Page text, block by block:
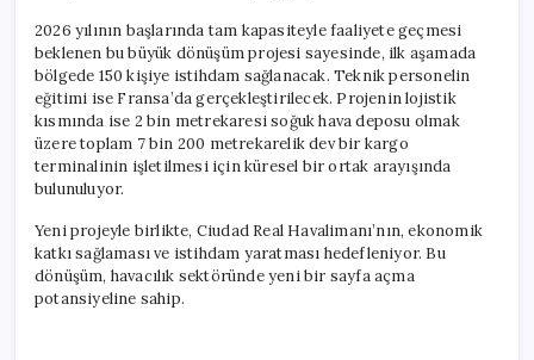
2026 yılının başlarında tam kapasiteyle faaliyete geçmesi
beklenen bu büyük dönüşüm projesi sayesinde, ilk aşamada
bölgede 150 kişiye istihdam sağlanacak. Teknik personelin
eğitimi ise Fransa’da gerçekleştirilecek. Projenin lojistik
kısmında ise 2 bin metrekaresi soğuk hava deposu olmak
üzere toplam 7 bin 200 metrekarelik dev bir kargo
terminalinin işletilmesi için küresel bir ortak arayışında
bulunuluyor.
Yeni projeyle birlikte, Ciudad Real Havalimanı’nın, ekonomik
katkı sağlaması ve istihdam yaratması hedefleniyor. Bu
dönüşüm, havacılık sektöründe yeni bir sayfa açma
potansiyeline sahip.